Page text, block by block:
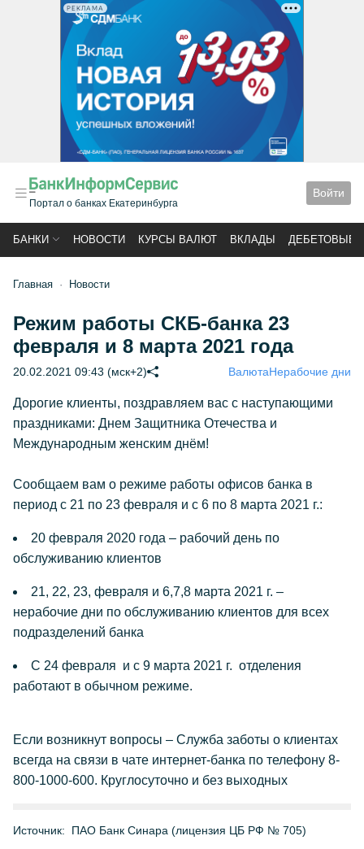
РЕКЛАМА
Портал о банках Екатеринбурга
Войти
БАНКИ НОВОСТИ КУРСЫ ВАЛЮТ ВКЛАДЫ ДЕБЕТОВЫЕ
Главная Новости
Режим работы СКБ-банка 23
февраля и 8 марта 2021 года
20.02.2021 09:43 (мск+2) ВалютаНерабочие дни
Дорогие клиенты, поздравляем вас с наступающими
праздниками: Днем Защитника Отечества и
Международным женским днём!
Сообщаем вам о режиме работы офисов банка в
период с 21 по 23 февраля и с 6 по 8 марта 2021 г.:
20 февраля 2020 года – рабочий день по
обслуживанию клиентов
21, 22, 23, февраля и 6,7,8 марта 2021 г. –
нерабочие дни по обслуживанию клиентов для всех
подразделений банка
С 24 февраля и с 9 марта 2021 г. отделения
работают в обычном режиме.
Если возникнут вопросы – Служба заботы о клиентах
всегда на связи в чате интернет-банка по телефону 8-
800-1000-600. Круглосуточно и без выходных
Источник: ПАО Банк Синара (лицензия ЦБ РФ № 705)